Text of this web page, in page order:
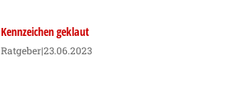
Kennzeichen geklaut
Ratgeber|23.06.2023